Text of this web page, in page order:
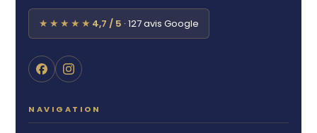
★★★★★ 4,7 / 5 · 127 avis Google
NAVIGATION